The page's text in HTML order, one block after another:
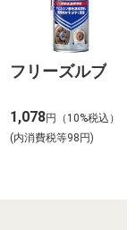
フリーズルブ
1,078円（10%税込）
(内消費税等98円)